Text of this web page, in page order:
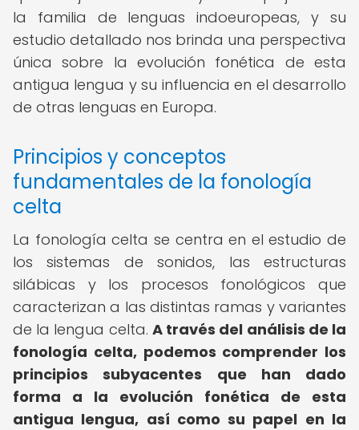
la familia de lenguas indoeuropeas, y su
estudio detallado nos brinda una perspectiva
única sobre la evolución fonética de esta
antigua lengua y su influencia en el desarrollo
de otras lenguas en Europa.
Principios y conceptos
fundamentales de la fonología
celta
La fonología celta se centra en el estudio de
los sistemas de sonidos, las estructuras
silábicas y los procesos fonológicos que
caracterizan a las distintas ramas y variantes
de la lengua celta. A través del análisis de la
fonología celta, podemos comprender los
principios subyacentes que han dado
forma a la evolución fonética de esta
antigua lengua, así como su papel en la